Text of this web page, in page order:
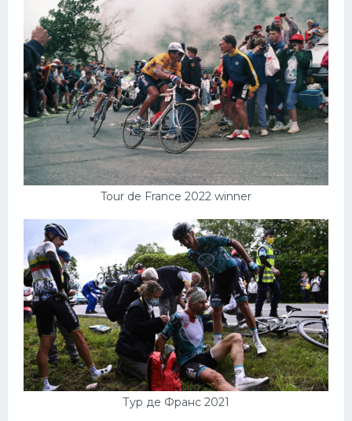
Tour de France 2022 winner
Тур де Франс 2021